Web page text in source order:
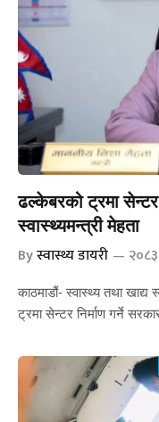
ढल्केबरको ट्रमा सेन्टर
स्वास्थ्यमन्त्री मेहता
Byस्वास्थ्य डायरी
काठमाडौं- स्वास्थ्य तथा खाद्य
ट्रमा सेन्टर निर्माण गर्ने